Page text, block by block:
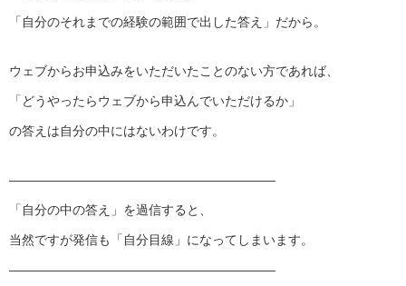
「自分のそれまでの経験の範囲で出した答え」だから。
ウェブからお申込みをいただいたことのない方であれば、
「どうやったらウェブから申込んでいただけるか」
の答えは自分の中にはないわけです。
—————————————————————
「自分の中の答え」を過信すると、
当然ですが発信も「自分目線」になってしまいます。
—————————————————————